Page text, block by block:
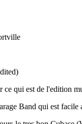
ce qui est de l'edition
Band qui est facile